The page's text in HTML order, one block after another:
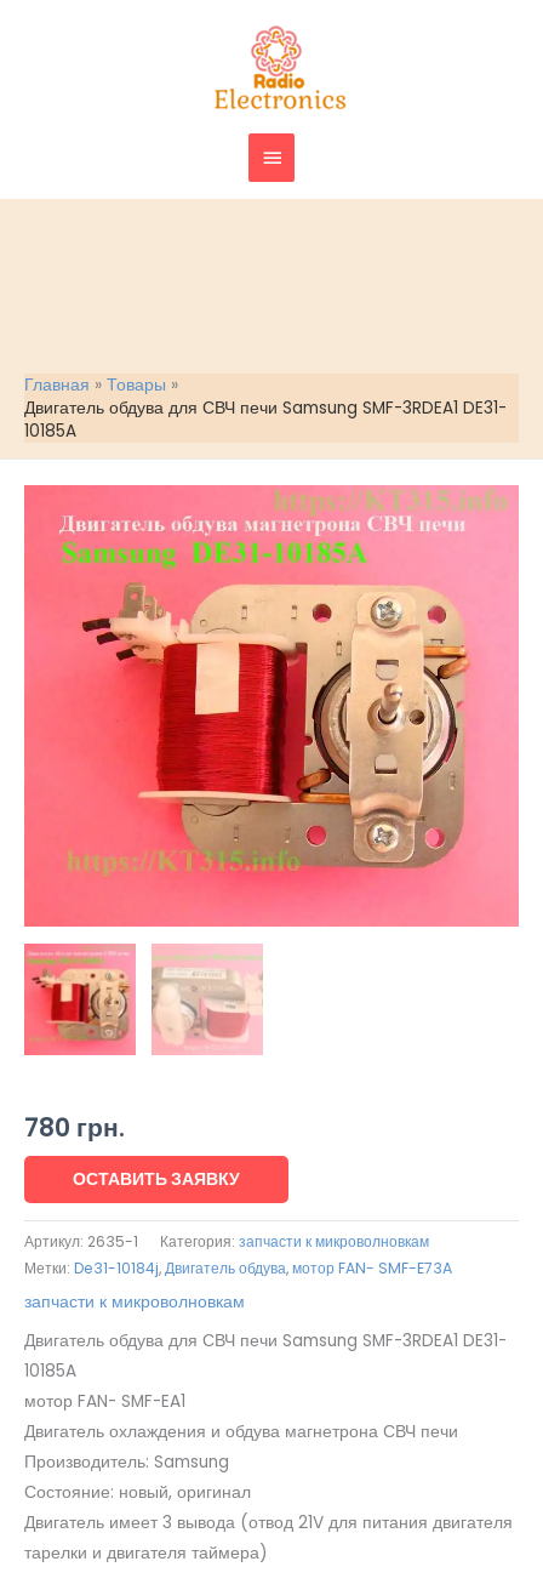
ГЛАВНОЕ
МЕНЮ
Главная
Товары
Двигатель обдува для СВЧ печи Samsung SMF-3RDEA1 DE31-
10185A
780 грн.
ОСТАВИТЬ ЗАЯВКУ
Артикул: 2635-1 Категория: запчасти к микроволновкам
Метки: De31-10184j,Двигатель обдува,мотор FAN- SMF-E73A
запчасти к микроволновкам
Двигатель обдува для СВЧ печи Samsung SMF-3RDEA1 DE31-
10185A
мотор FAN- SMF-EA1
Двигатель охлаждения и обдува магнетрона СВЧ печи
Производитель: Samsung
Состояние: новый, оригинал
Двигатель имеет 3 вывода (отвод 21V для питания двигателя
тарелки и двигателя таймера)